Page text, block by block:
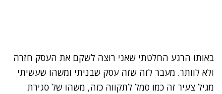
באותו הרגע החלטתי שאני רוצה לשקם את העסק חזרה
ולא לוותר. מעבר לזה שזה עסק שבניתי ומשהו שעשיתי
מגיל צעיר זה כמו סמל לתקווה כזה, משהו של סגירת